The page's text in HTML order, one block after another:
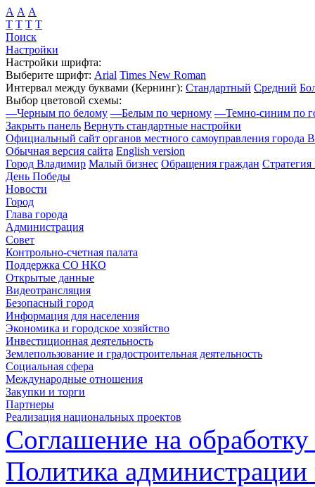
А А А
Т Т Т Т
Поиск
Настройки
Настройки шрифта:
Выберите шрифт: Arial Times New Roman
Интервал между буквами (Кернинг): Стандартный Средний
Выбор цветовой схемы:
—Черным по белому —Белым по черному —Темно-синим по
Закрыть панель Вернуть стандартные настройки
Официальный сайт органов местного самоуправления города
Обычная версия сайта English version
Город Владимир Малый бизнес Обращения граждан Стратегия
День Победы
Новости
Город
Глава города
Администрация
Совет
Контрольно-счетная палата
Поддержка СО НКО
Открытые данные
Видеотрансляция
Безопасный город
Информация для населения
Экономика и городское хозяйство
Инвестиционная деятельность
Землепользование и градостроительная деятельность
Социальная сфера
Международные отношения
Закупки и торги
Партнеры
Реализация национальных проектов
Соглашение на
Политика